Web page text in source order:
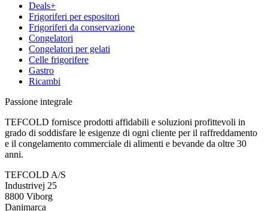
Deals+
Frigoriferi per espositori
Frigoriferi da conservazione
Congelatori
Congelatori per gelati
Celle frigorifere
Gastro
Ricambi
Passione integrale
TEFCOLD fornisce prodotti affidabili e soluzioni profittevoli in
grado di soddisfare le esigenze di ogni cliente per il raffreddamento
e il congelamento commerciale di alimenti e bevande da oltre 30
anni.
TEFCOLD A/S
Industrivej 25
8800 Viborg
Danimarca